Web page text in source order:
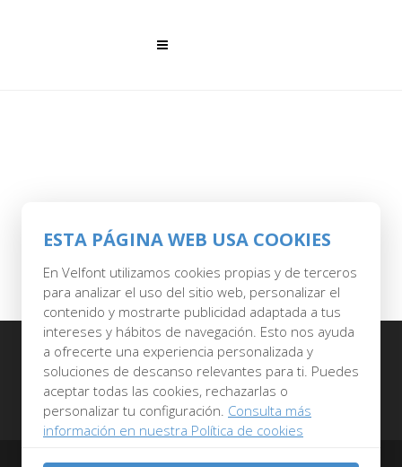
ESTA PÁGINA WEB USA COOKIES
En Velfont utilizamos cookies propias y de terceros
para analizar el uso del sitio web, personalizar el
contenido y mostrarte publicidad adaptada a tus
intereses y hábitos de navegación. Esto nos ayuda
a ofrecerte una experiencia personalizada y
soluciones de descanso relevantes para ti. Puedes
aceptar todas las cookies, rechazarlas o
personalizar tu configuración. Consulta más
información en nuestra Política de cookies
Inicio Quiénes somos Catálogo